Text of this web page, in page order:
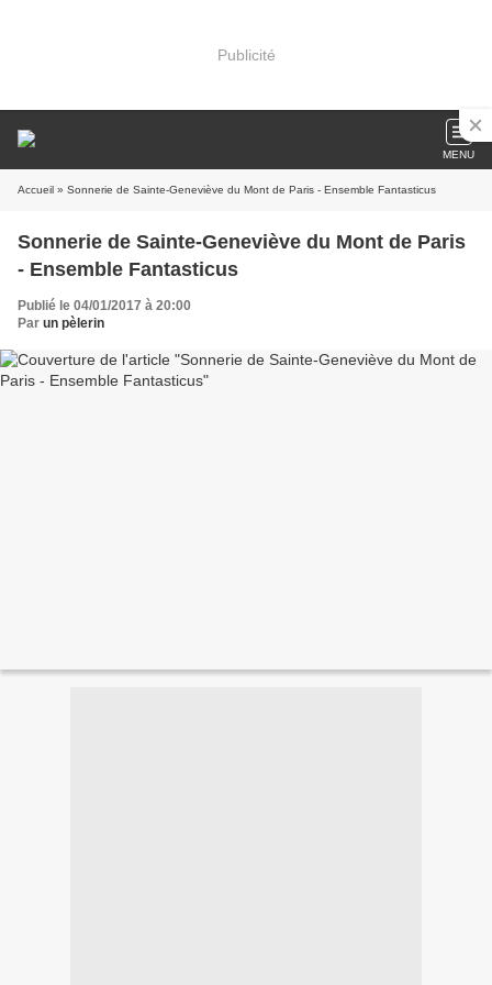
Publicité
MENU
Accueil » Sonnerie de Sainte-Geneviève du Mont de Paris - Ensemble Fantasticus
Sonnerie de Sainte-Geneviève du Mont de Paris
- Ensemble Fantasticus
Publié le 04/01/2017 à 20:00
Par un pèlerin